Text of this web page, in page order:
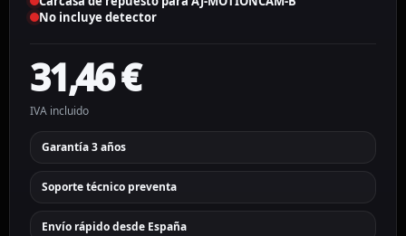
No incluye detector
31,46€
IVA incluido
Garantía 3 años
Soporte técnico preventa
Envío rápido desde España